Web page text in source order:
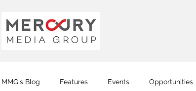
MMG's Blog Features Events Opportunities